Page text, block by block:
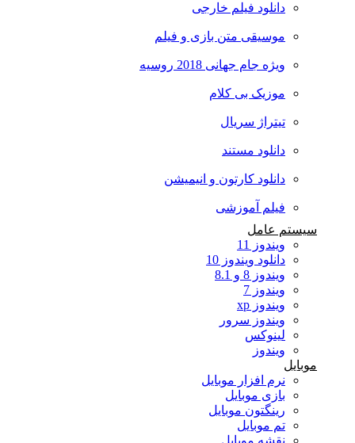
دانلود فیلم خارجی
موسیقی متن بازی و فیلم
ویژه جام جهانی 2018 روسیه
موزیک بی کلام
تیتراژ سریال
دانلود مستند
دانلود کارتون و انیمیشن
فیلم آموزشی
سیستم عامل
ویندوز 11
دانلود ویندوز 10
ویندوز 8 و 8.1
ویندوز 7
ویندوز xp
ویندوز سرور
لینوکس
ویندوز
موبایل
نرم افزار موبایل
بازی موبایل
رینگتون موبایل
تم موبایل
نقشه موبایل